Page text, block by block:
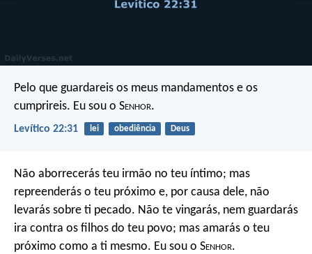
Pelo que guardareis os meus mandamentos e os
cumprireis. Eu sou o Senhor.
Levítico 22:31 lei obediência Deus
Não aborrecerás teu irmão no teu íntimo; mas
repreenderás o teu próximo e, por causa dele, não
levarás sobre ti pecado. Não te vingarás, nem guardarás
ira contra os filhos do teu povo; mas amarás o teu
próximo como a ti mesmo. Eu sou o Senhor.